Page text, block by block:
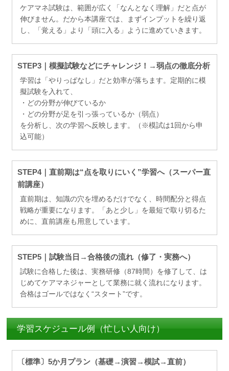
ケアマネ試験は、範囲が広く「なんとなく理解」だと点が
伸びません。だから本講座では、まずインプットを繰り返
し、「覚える」より「頭に入る」ように進めていきます。
STEP3｜模擬試験などにチャレンジ！→弱点の徹底分析
学習は「やりっぱなし」だと効率が落ちます。定期的に模
擬試験を入れて、
・どの分野が伸びているか
・どの分野が足を引っ張っているか（弱点）
を分析し、次の学習へ反映します。（※模試は1回から申
込可能）
STEP4｜直前期は“点を取りにいく”学習へ（スーパー直
前講座）
直前期は、知識の穴を埋めるだけでなく、時間配分と得点
戦略が重要になります。「あと少し」を最短で取り切るた
めに、直前講座も用意しています。
STEP5｜試験当日→合格後の流れ（修了・実務へ）
試験に合格した後は、実務研修（87時間）を修了して、は
じめてケアマネジャーとして業務に就く流れになります。
合格はゴールではなく“スタート”です。
学習スケジュール例（忙しい人向け）
〔標準〕5か月プラン（基礎→演習→模試→直前）